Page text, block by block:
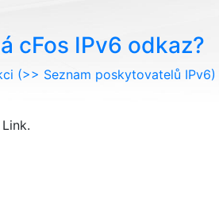
cFos IPv6 odkaz?
(>> Seznam poskytovatelů IPv6)